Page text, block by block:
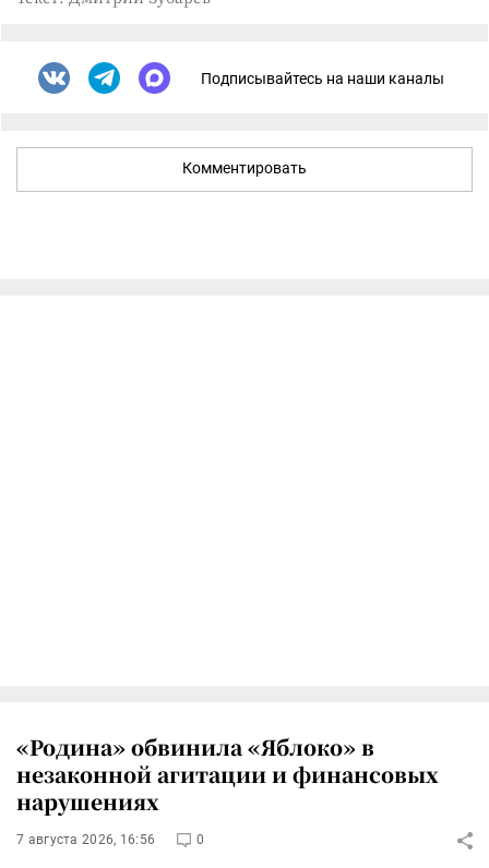
Подписывайтесь на наши каналы
Комментировать
«Родина» обвинила «Яблоко» в
незаконной агитации и финансовых
нарушениях
7 августа 2026, 16:56 0